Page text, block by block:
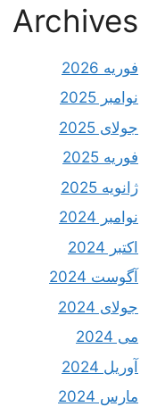
Archives
فوریه 2026
نوامبر 2025
جولای 2025
فوریه 2025
ژانویه 2025
نوامبر 2024
اکتبر 2024
آگوست 2024
جولای 2024
می 2024
آوریل 2024
مارس 2024